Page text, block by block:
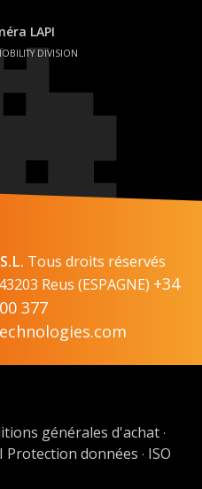
LAPI
DIVISION
Tous droits réservés
Reus (ESPAGNE) +34
377
générales d'achat·
Protection données · ISO